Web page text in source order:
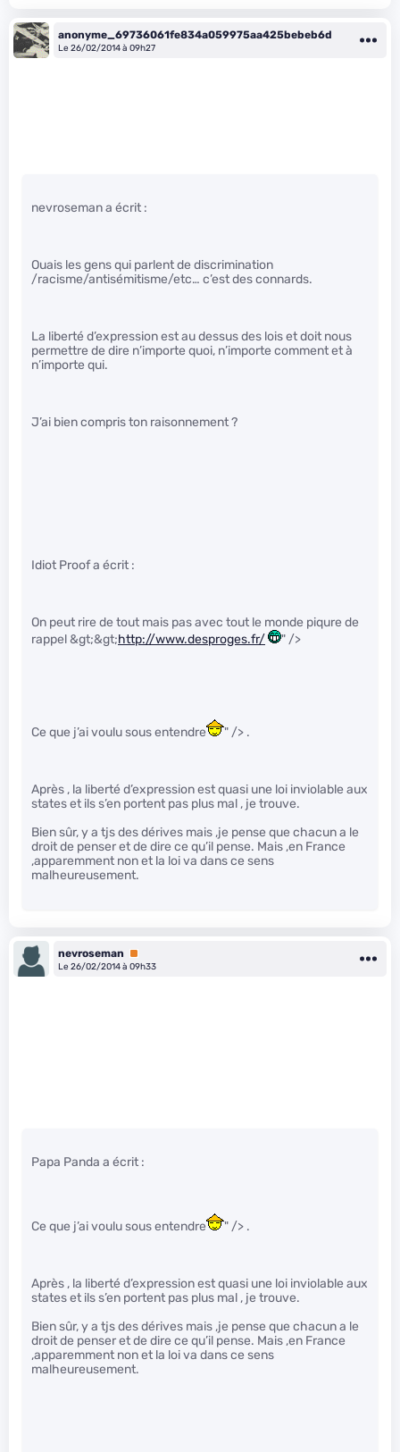
anonyme_69736061fe834a059975aa425bebeb6d
Le 26/02/2014 à 09h27
nevroseman a écrit :
Ouais les gens qui parlent de discrimination
/racisme/antisémitisme/etc… c’est des connards.
La liberté d’expression est au dessus des lois et doit nous
permettre de dire n’importe quoi, n’importe comment et à
n’importe qui.
J’ai bien compris ton raisonnement ?
Idiot Proof a écrit :
On peut rire de tout mais pas avec tout le monde piqure de
rappel &gt;&gt;http://www.desproges.fr/ " />
Ce que j’ai voulu sous entendre " /> .
Après , la liberté d’expression est quasi une loi inviolable aux
states et ils s’en portent pas plus mal , je trouve.
Bien sûr, y a tjs des dérives mais ,je pense que chacun a le
droit de penser et de dire ce qu’il pense. Mais ,en France
,apparemment non et la loi va dans ce sens
malheureusement.
nevroseman
Premium
Le 26/02/2014 à 09h33
Papa Panda a écrit :
Ce que j’ai voulu sous entendre " /> .
Après , la liberté d’expression est quasi une loi inviolable aux
states et ils s’en portent pas plus mal , je trouve.
Bien sûr, y a tjs des dérives mais ,je pense que chacun a le
droit de penser et de dire ce qu’il pense. Mais ,en France
,apparemment non et la loi va dans ce sens
malheureusement.